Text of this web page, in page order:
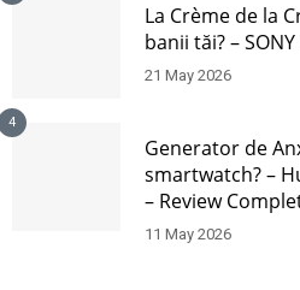
La Crème de la
banii tăi? –
21 May 2026
4
Generator de
smartwatch? –
– Review
11 May 2026